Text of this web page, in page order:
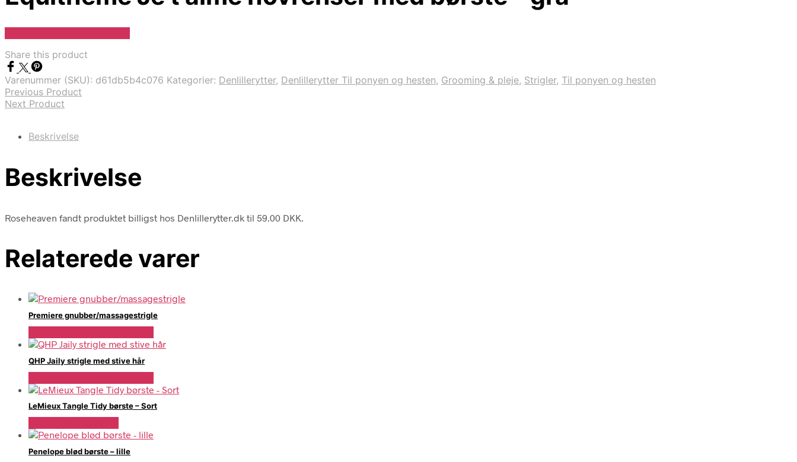
Share this product
Varenummer (SKU): d61db5b4c076 Kategorier: Denlillerytter, Denlillerytter Til ponyen og hesten, Grooming & pleje, Strigler, Til ponyen og hesten
Previous Product
Next Product
Beskrivelse
Beskrivelse
Roseheaven fandt produktet billigst hos Denlillerytter.dk til 59.00 DKK.
Relaterede varer
Premiere gnubber/massagestrigle
QHP Jaily strigle med stive hår
LeMieux Tangle Tidy børste – Sort
Penelope blød børste – lille